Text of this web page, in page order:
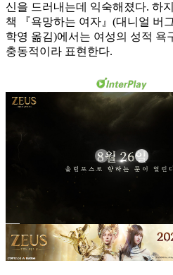
신을 드러내는데 익숙해졌다. 하
책 『욕망하는 여자』(대니얼 버
학영 옮김)에서는 여성의 성적 욕
충동적이라 표현한다.